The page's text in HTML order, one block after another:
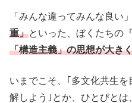
「みんな違ってみんな良い
重」といった、ぼくたちの
「構造主義」の思想が大き
いまでこそ、｢多文化共生
解しよう｣とか、ひとびと